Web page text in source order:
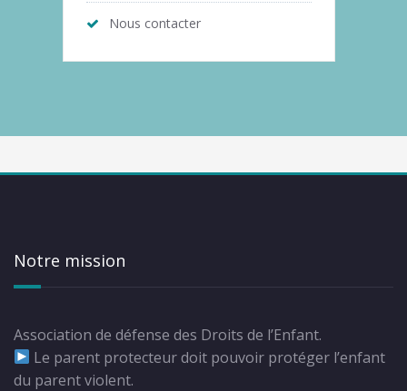
Nous contacter
Notre mission
Association de défense des Droits de l’Enfant.
Le parent protecteur doit pouvoir protéger l’enfant
du parent violent.